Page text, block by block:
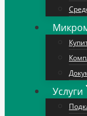
Услуги